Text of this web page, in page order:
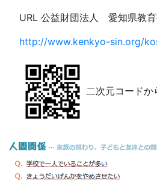
URL 公益財団法人 愛知県教育
http://www.kenkyo-sin.org/
二次元コードか